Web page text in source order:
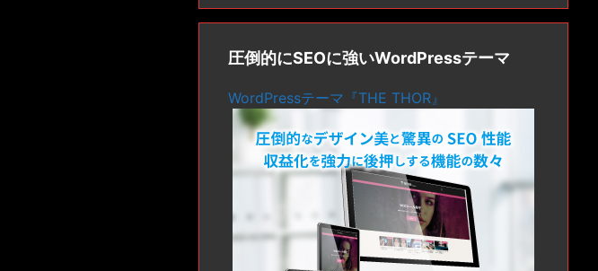
圧倒的にSEOに強いWordPressテーマ
WordPressテーマ『THE THOR』